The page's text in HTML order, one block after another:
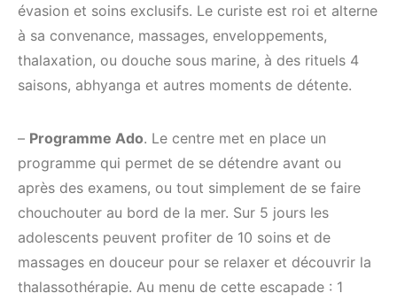
évasion et soins exclusifs. Le curiste est roi et alterne
à sa convenance, massages, enveloppements,
thalaxation, ou douche sous marine, à des rituels 4
saisons, abhyanga et autres moments de détente.
– Programme Ado. Le centre met en place un
programme qui permet de se détendre avant ou
après des examens, ou tout simplement de se faire
chouchouter au bord de la mer. Sur 5 jours les
adolescents peuvent profiter de 10 soins et de
massages en douceur pour se relaxer et découvrir la
thalassothérapie. Au menu de cette escapade : 1